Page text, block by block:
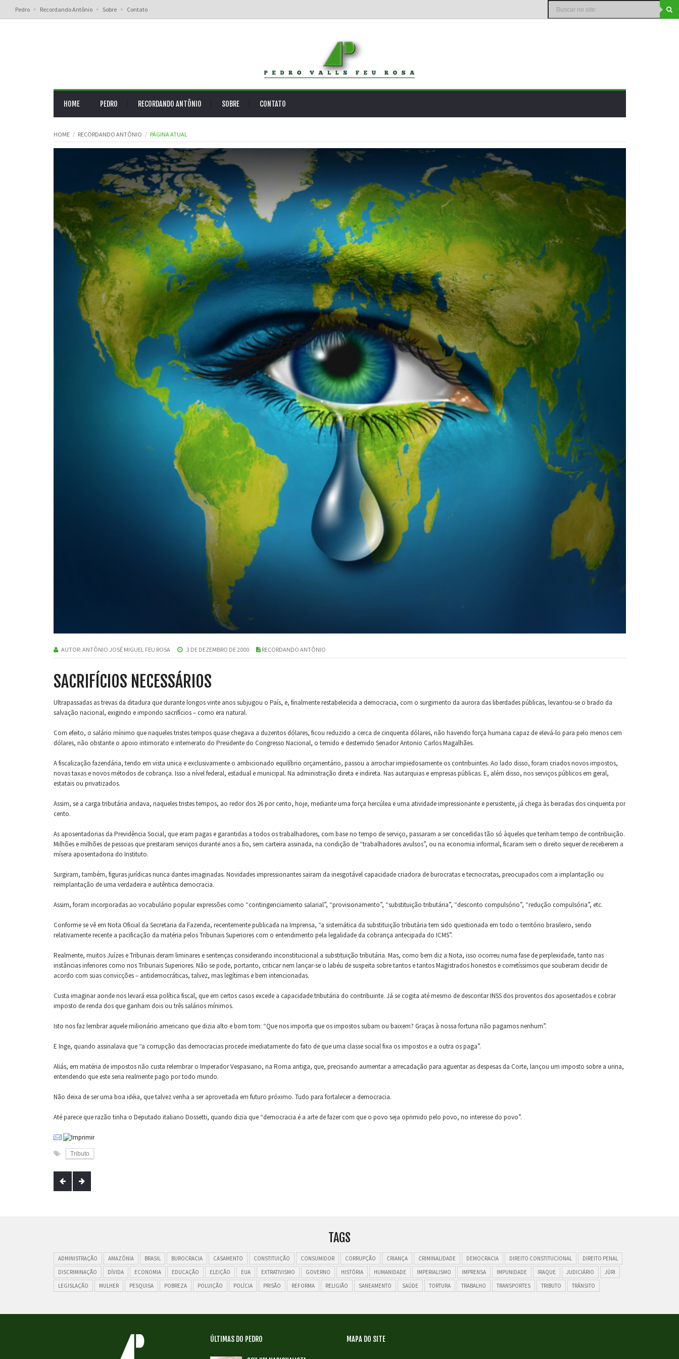
Pedro Recordando Antônio Sobre Contato
HOME PEDRO RECORDANDO ANTÔNIO SOBRE CONTATO
HOME RECORDANDO ANTÔNIO PÁGINA ATUAL
AUTOR: ANTÔNIO JOSÉ MIGUEL FEU ROSA 3 DE DEZEMBRO DE 2000 RECORDANDO ANTÔNIO
SACRIFÍCIOS NECESSÁRIOS
Ultrapassadas as trevas da ditadura que durante longos vinte anos subjugou o País, e, finalmente restabelecida a democracia, com o surgimento da aurora das liberdades públicas, levantou-se o brado da
salvação nacional, exigindo e impondo sacrifícios – como era natural.
Com efeito, o salário mínimo que naqueles tristes tempos quase chegava a duzentos dólares, ficou reduzido a cerca de cinquenta dólares, não havendo força humana capaz de elevá-lo para pelo menos cem
dólares, não obstante o apoio intimorato e intemerato do Presidente do Congresso Nacional, o temido e destemido Senador Antonio Carlos Magalhães.
A fiscalização fazendária, tendo em vista unica e exclusivamente o ambicionado equilíbrio orçamentário, passou a arrochar impiedosamente os contribuintes. Ao lado disso, foram criados novos impostos,
novas taxas e novos métodos de cobrança. Isso a nível federal, estadual e municipal. Na administração direta e indireta. Nas autarquias e empresas públicas. E, além disso, nos serviços públicos em geral,
estatais ou privatizados.
Assim, se a carga tributária andava, naqueles tristes tempos, ao redor dos 26 por cento, hoje, mediante uma força hercúlea e uma atividade impressionante e persistente, já chega às beiradas dos cinquenta por
cento.
As aposentadorias da Previdência Social, que eram pagas e garantidas a todos os trabalhadores, com base no tempo de serviço, passaram a ser concedidas tão só àqueles que tenham tempo de contribuição.
Milhões e milhões de pessoas que prestaram serviços durante anos a fio, sem carteira assinada, na condição de “trabalhadores avulsos”, ou na economia informal, ficaram sem o direito sequer de receberem a
mísera aposentadoria do Instituto.
Surgiram, também, figuras jurídicas nunca dantes imaginadas. Novidades impressionantes sairam da inesgotável capacidade criadora de burocratas e tecnocratas, preocupados com a implantação ou
reimplantação de uma verdadeira e autêntica democracia.
Assim, foram incorporadas ao vocabulário popular expressões como “contingenciamento salarial”, “provisionamento”, “substituição tributária”, “desconto compulsório”, “redução compulsória”, etc.
Conforme se vê em Nota Oficial da Secretaria da Fazenda, recentemente publicada na Imprensa, “a sistemática da substituição tributária tem sido questionada em todo o território brasileiro, sendo
relativamente recente a pacificação da matéria pelos Tribunais Superiores com o entendimento pela legalidade da cobrança antecipada do ICMS”.
Realmente, muitos Juízes e Tribunais deram liminares e sentenças considerando inconstitucional a substituição tributária. Mas, como bem diz a Nota, isso ocorreu numa fase de perplexidade, tanto nas
instâncias inferiores como nos Tribunais Superiores. Não se pode, portanto, criticar nem lançar-se o labéu de suspeita sobre tantos e tantos Magistrados honestos e corretíssimos que souberam decidir de
acordo com suas convicções – antidemocráticas, talvez, mas legítimas e bem intencionadas.
Custa imaginar aonde nos levará essa política fiscal, que em certos casos excede a capacidade tributária do contribuinte. Já se cogita até mesmo de descontar INSS dos proventos dos aposentados e cobrar
imposto de renda dos que ganham dois ou três salários mínimos.
Isto nos faz lembrar aquele milionário americano que dizia alto e bom tom: “Que nos importa que os impostos subam ou baixem? Graças à nossa fortuna não pagamos nenhum”.
E Inge, quando assinalava que “a corrupção das democracias procede imediatamente do fato de que uma classe social fixa os impostos e a outra os paga”.
Aliás, em matéria de impostos não custa relembrar o Imperador Vespasiano, na Roma antiga, que, precisando aumentar a arrecadação para aguentar as despesas da Corte, lançou um imposto sobre a urina,
entendendo que este seria realmente pago por todo mundo.
Não deixa de ser uma boa idéia, que talvez venha a ser aproveitada em futuro próximo. Tudo para fortalecer a democracia.
Até parece que razão tinha o Deputado italiano Dossetti, quando dizia que “democracia é a arte de fazer com que o povo seja oprimido pelo povo, no interesse do povo”.
Tributo
TAGS
ADMINISTRAÇÃO AMAZÔNIA BRASIL BUROCRACIA CASAMENTO CONSTITUIÇÃO CONSUMIDOR CORRUPÇÃO CRIANÇA CRIMINALIDADE DEMOCRACIA DIREITO CONSTITUCIONAL
DIREITO PENAL
DISCRIMINAÇÃO
DÍVIDA ECONOMIA EDUCAÇÃO ELEIÇÃO EUA EXTRATIVISMO GOVERNO HISTÓRIA HUMANIDADE IMPERIALISMO IMPRENSA IMPUNIDADE IRAQUE JUDICIÁRIO
JÚRI
LEGISLAÇÃO
MULHER PESQUISA POBREZA POLUIÇÃO POLÍCIA PRISÃO REFORMA RELIGIÃO SANEAMENTO SAÚDE TORTURA TRABALHO TRANSPORTES TRIBUTO TRÂNSITO
ÚLTIMAS DO PEDRO MAPA DO SITE